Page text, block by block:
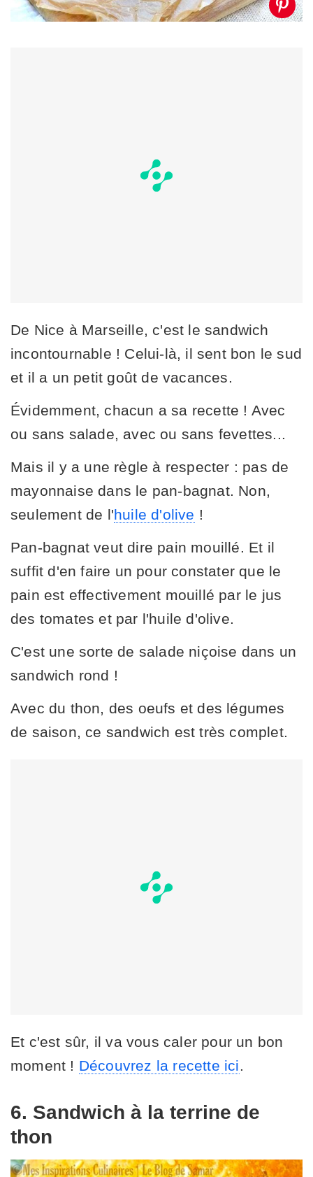
De Nice à Marseille, c'est le sandwich
incontournable ! Celui-là, il sent bon le sud
et il a un petit goût de vacances.
Évidemment, chacun a sa recette ! Avec
ou sans salade, avec ou sans fevettes...
Mais il y a une règle à respecter : pas de
mayonnaise dans le pan-bagnat. Non,
seulement de l'huile d'olive !
Pan-bagnat veut dire pain mouillé. Et il
suffit d'en faire un pour constater que le
pain est effectivement mouillé par le jus
des tomates et par l'huile d'olive.
C'est une sorte de salade niçoise dans un
sandwich rond !
Avec du thon, des oeufs et des légumes
de saison, ce sandwich est très complet.
Et c'est sûr, il va vous caler pour un bon
moment ! Découvrez la recette ici.
6. Sandwich à la terrine de
thon